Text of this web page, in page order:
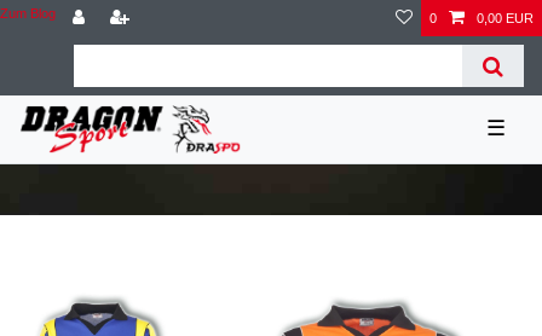
Zum Blog 0 0,00 EUR
☰